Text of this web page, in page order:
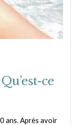
ce
ans. Après avoir